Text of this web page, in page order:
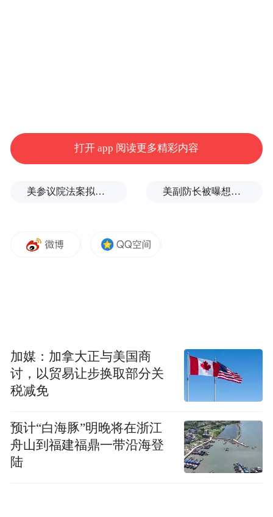
打开 app 阅读更多精彩内容
美参议院法案拟对中印加税100%，中方坚决反对 美副防长被曝想访华，“非常执着”
加媒：加拿大正与美国商
讨，以贸易让步换取部分关
税减免
预计“白海豚”明晚将在浙江
舟山到福建福鼎一带沿海登
陆